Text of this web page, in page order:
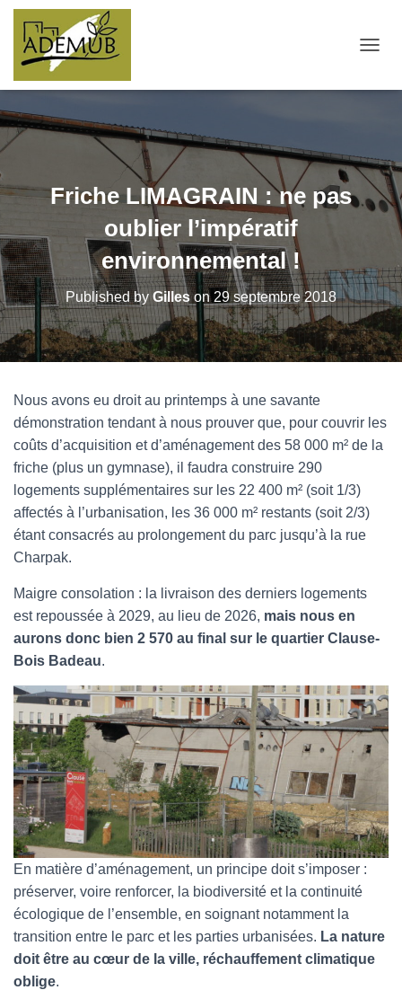
Friche LIMAGRAIN : ne pas
oublier l’impératif
environnemental !
Published by Gilleson29 septembre 2018
Nous avons eu droit au printemps à une savante
démonstration tendant à nous prouver que, pour couvrir les
coûts d’acquisition et d’aménagement des 58 000 m² de la
friche (plus un gymnase), il faudra construire 290
logements supplémentaires sur les 22 400 m² (soit 1/3)
affectés à l’urbanisation, les 36 000 m² restants (soit 2/3)
étant consacrés au prolongement du parc jusqu’à la rue
Charpak.
Maigre consolation : la livraison des derniers logements
est repoussée à 2029, au lieu de 2026, mais nous en
aurons donc bien 2 570 au final sur le quartier Clause-
Bois Badeau.
En matière d’aménagement, un principe doit s’imposer :
préserver, voire renforcer, la biodiversité et la continuité
écologique de l’ensemble, en soignant notamment la
transition entre le parc et les parties urbanisées. La nature
doit être au cœur de la ville, réchauffement climatique
oblige.